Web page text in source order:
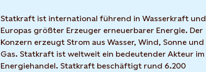
Statkraft ist international führend in Wasserkraft und
Europas größter Erzeuger erneuerbarer Energie. Der
Konzern erzeugt Strom aus Wasser, Wind, Sonne und
Gas. Statkraft ist weltweit ein bedeutender Akteur im
Energiehandel. Statkraft beschäftigt rund 6.200